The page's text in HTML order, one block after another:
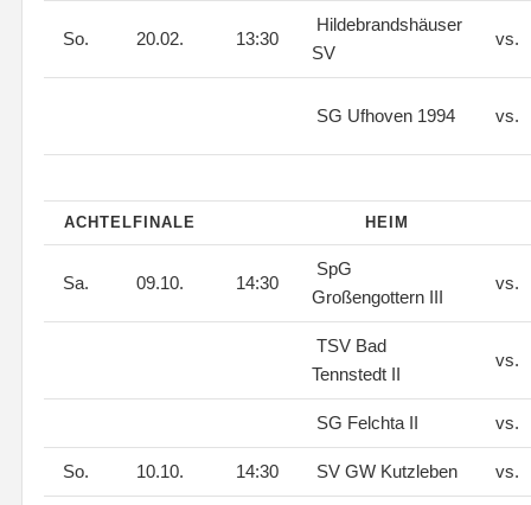
So. 20.02. 13:30
Hildebrandshäuser
SV
vs.
SG Ufhoven 1994 vs.
ACHTELFINALE HEIM
Sa. 09.10. 14:30
SpG
Großengottern III
vs.
TSV Bad
Tennstedt II
vs.
SG Felchta II vs.
So. 10.10. 14:30 SV GW Kutzleben vs.